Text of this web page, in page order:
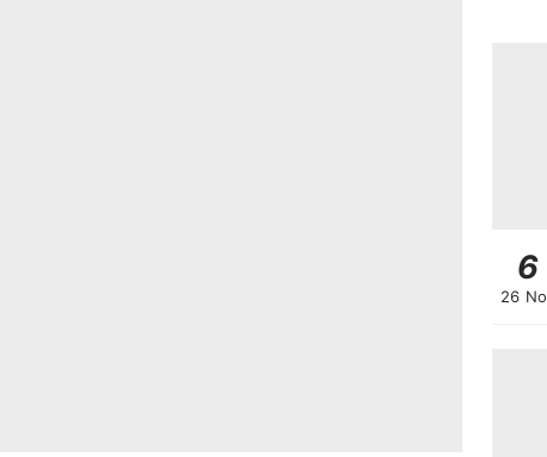
6
26